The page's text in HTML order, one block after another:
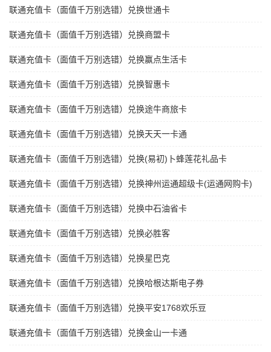
联通充值卡（面值千万别选错）兑换世通卡
联通充值卡（面值千万别选错）兑换商盟卡
联通充值卡（面值千万别选错）兑换赢点生活卡
联通充值卡（面值千万别选错）兑换智惠卡
联通充值卡（面值千万别选错）兑换途牛商旅卡
联通充值卡（面值千万别选错）兑换天天一卡通
联通充值卡（面值千万别选错）兑换(易初)卜蜂莲花礼品卡
联通充值卡（面值千万别选错）兑换神州运通超级卡(运通网购卡)
联通充值卡（面值千万别选错）兑换中石油省卡
联通充值卡（面值千万别选错）兑换必胜客
联通充值卡（面值千万别选错）兑换星巴克
联通充值卡（面值千万别选错）兑换哈根达斯电子券
联通充值卡（面值千万别选错）兑换平安1768欢乐豆
联通充值卡（面值千万别选错）兑换金山一卡通